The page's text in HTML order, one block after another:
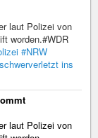
laut Polizei von
worden.#WDR
#NRW
ins
laut Polizei von